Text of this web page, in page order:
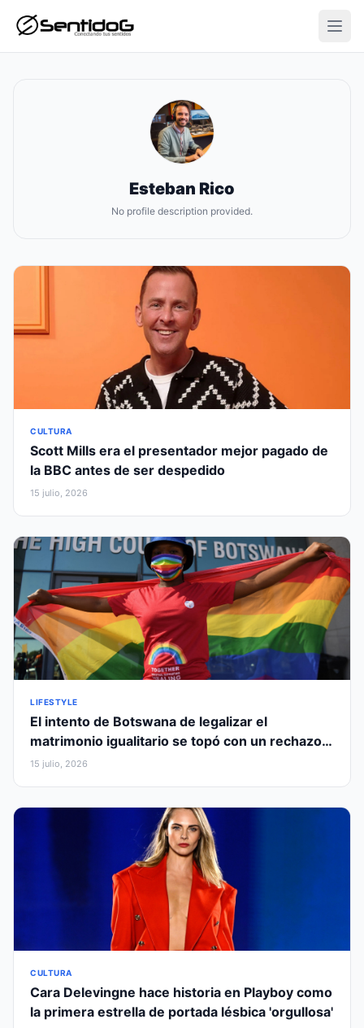
Esteban Rico
No profile description provided.
CULTURA
Scott Mills era el presentador mejor pagado de
la BBC antes de ser despedido
15 julio, 2026
LIFESTYLE
El intento de Botswana de legalizar el
matrimonio igualitario se topó con un rechazo
religioso
15 julio, 2026
CULTURA
Cara Delevingne hace historia en Playboy como
la primera estrella de portada lésbica 'orgullosa'